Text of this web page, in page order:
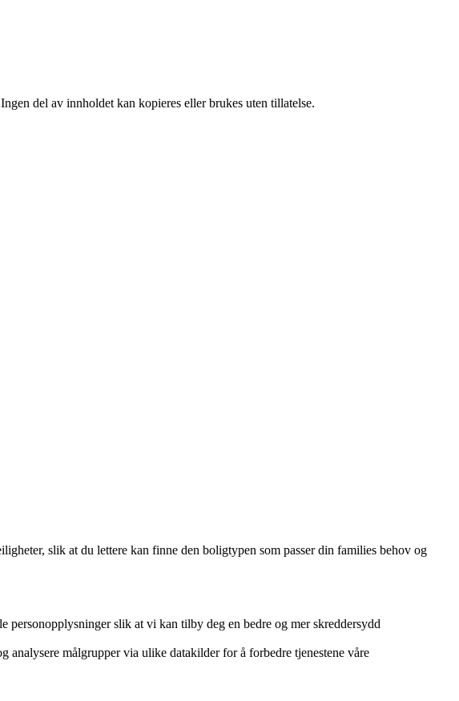
del av innholdet kan kopieres eller brukes uten tillatelse.
slik at du lettere kan finne den boligtypen som passer din families behov og
slik at vi kan tilby deg en bedre og mer skreddersydd
målgrupper via ulike datakilder for å forbedre tjenestene våre